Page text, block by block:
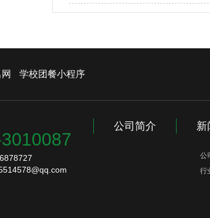
有机肥料先锋龚明海与农业专家梁华
学校团餐小程序
公司简介 新
公
行